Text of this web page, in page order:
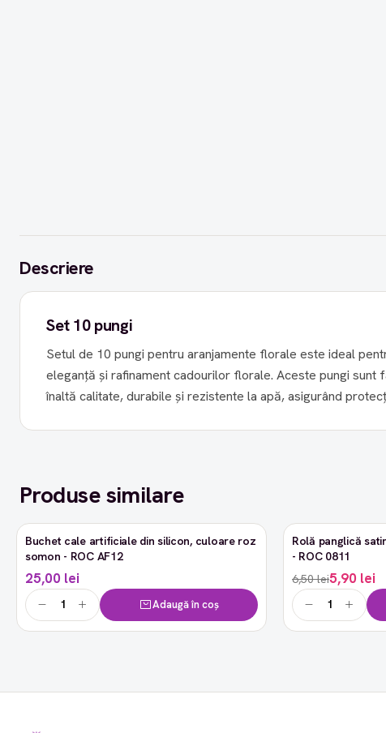
Descriere
Set 10 pungi
Setul de 10 pungi pentru aranjamente florale este ideal
eleganță și rafinament cadourilor florale. Aceste pungi sunt
înaltă calitate, durabile și rezistente la apă, asigurând protecția
Produse similare
Buchet cale artificiale din silicon, culoare roz
somon - ROC AF12
25,00 lei
Adaugă în coș
-9%
Rolă panglică
- ROC 0811
6,50 lei5,90 lei